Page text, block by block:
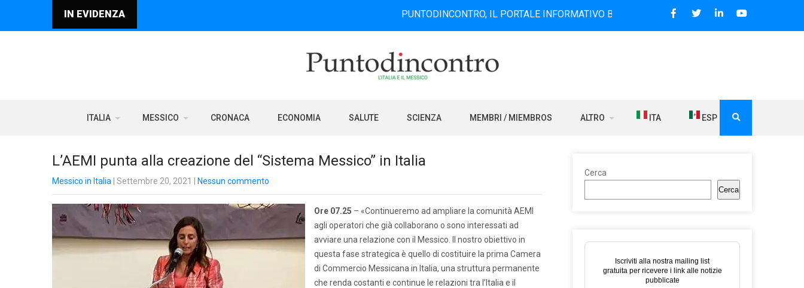
IN EVIDENZA PUNTODINCONTRO, IL PORTALE INFORMATIVO BILINGUE CHE DAL 2006 DIFFONDE NOTIZIE SUI
ITALIA MESSICO CRONACA ECONOMIA SALUTE SCIENZA MEMBRI / MIEMBROS ALTRO ITA ESP
L’AEMI punta alla creazione del “Sistema Messico” in Italia
Messico in Italia | Settembre 20, 2021 Nessun commento
Ore 07.25 – «Continueremo ad ampliare la comunità AEMI
agli operatori che già collaborano o sono interessati ad
avviare una relazione con il Messico. Il nostro obiettivo in
questa fase strategica è quello di costituire la prima Camera
di Commercio Messicana in Italia, una struttura permanente
che renda costanti e continue le relazioni tra l’Italia e il
Cerca
Cerca
Iscriviti alla nostra mailing list
gratuita per ricevere i link alle notizie
pubblicate